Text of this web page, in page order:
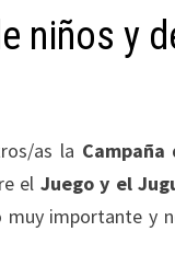
niños y
as la
el Juego y el
importante y